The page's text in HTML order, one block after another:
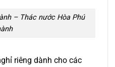
– Thác nước Hòa Phú
riêng dành cho các